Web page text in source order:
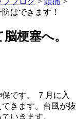
はできます！
梗塞へ。
です。 ７月に入
きます。台風が抜
いきます。